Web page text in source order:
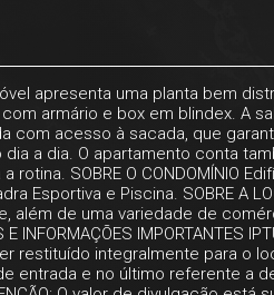
apresenta uma planta bem
armário e box em blindex. A
com acesso à sacada, que
a dia. O apartamento conta
SOBRE O CONDOMÍNIO
Esportiva e Piscina. SOBRE A
além de uma variedade de
IMPORTANTES
restituído integralmente para o
e no último referente a